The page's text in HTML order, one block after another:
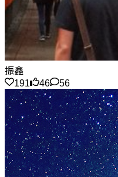
振鑫
191
46 56